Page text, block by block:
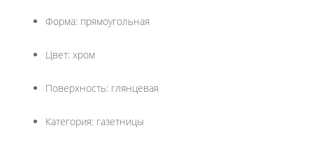
Форма: прямоугольная
Цвет: хром
Поверхность: глянцевая
Категория: газетницы